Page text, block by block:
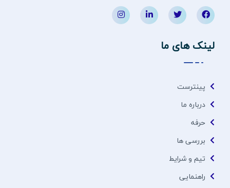
لینک های ما
پینترست
درباره ما
حرفه
بررسی ها
تیم و شرایط
راهنمایی